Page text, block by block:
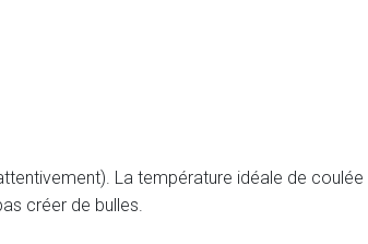
La température idéale de coulée
créer de bulles.